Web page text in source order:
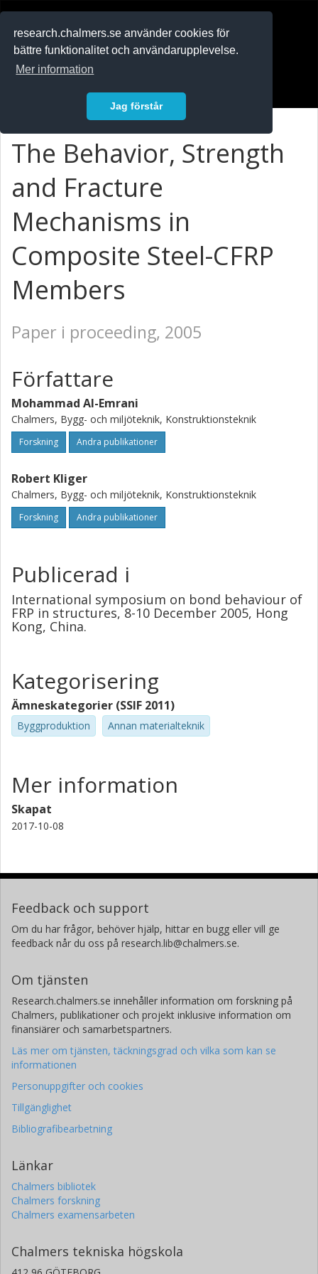
research.chalmers.se använder cookies för
bättre funktionalitet och användarupplevelse.
Mer information
Jag förstår
The Behavior, Strength
and Fracture
Mechanisms in
Composite Steel-CFRP
Members
Paper i proceeding, 2005
Författare
Mohammad Al-Emrani
Chalmers, Bygg- och miljöteknik, Konstruktionsteknik
Forskning Andra publikationer
Robert Kliger
Chalmers, Bygg- och miljöteknik, Konstruktionsteknik
Forskning Andra publikationer
Publicerad i
International symposium on bond behaviour of
FRP in structures, 8-10 December 2005, Hong
Kong, China.
Kategorisering
Ämneskategorier (SSIF 2011)
Byggproduktion Annan materialteknik
Mer information
Skapat
2017-10-08
Feedback och support
Om du har frågor, behöver hjälp, hittar en bugg eller vill ge
feedback når du oss på research.lib@chalmers.se.
Om tjänsten
Research.chalmers.se innehåller information om forskning på
Chalmers, publikationer och projekt inklusive information om
finansiärer och samarbetspartners.
Läs mer om tjänsten, täckningsgrad och vilka som kan se
informationen
Personuppgifter och cookies
Tillgänglighet
Bibliografibearbetning
Länkar
Chalmers bibliotek
Chalmers forskning
Chalmers examensarbeten
Chalmers tekniska högskola